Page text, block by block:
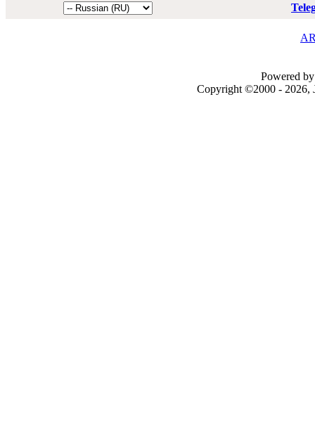
Powered
Copyright ©2000 - 2026,